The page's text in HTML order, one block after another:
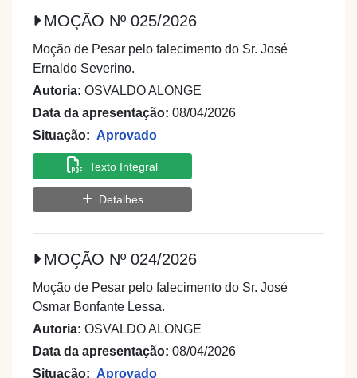
MOÇÃO Nº 025/2026
Moção de Pesar pelo falecimento do Sr. José
Ernaldo Severino.
Autoria: OSVALDO ALONGE
Data da apresentação: 08/04/2026
Situação: Aprovado
Texto Integral
Detalhes
MOÇÃO Nº 024/2026
Moção de Pesar pelo falecimento do Sr. José
Osmar Bonfante Lessa.
Autoria: OSVALDO ALONGE
Data da apresentação: 08/04/2026
Situação: Aprovado